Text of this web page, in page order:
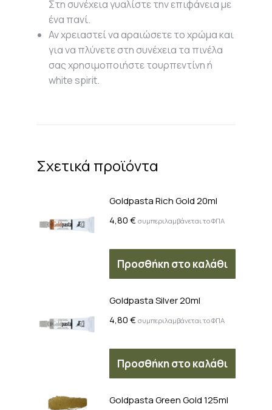
Στη συνέχεια γυαλίστε την επιφάνεια με
ένα πανί.
Αν χρειαστεί να αραιώσετε το χρώμα και
για να πλύνετε στη συνέχεια τα πινέλα
σας χρησιμοποιήστε τουρπεντίνη ή
white spirit.
Σχετικά προϊόντα
Goldpasta Rich Gold 20ml
4,80€ συμπεριλαμβάνεται το ΦΠΑ
Προσθήκη στο καλάθι
Goldpasta Silver 20ml
4,80€ συμπεριλαμβάνεται το ΦΠΑ
Προσθήκη στο καλάθι
Goldpasta Green Gold 125ml